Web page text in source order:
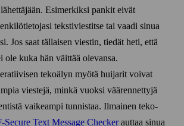
Esi­merkiksi pankit eivät
teksti­viestitse tai vaadi sinua
Jos saat tällaisen viestin, tiedät heti, että
ole kuka hän väittää olevansa.
teko­älyn myötä huijarit voivat
viestejä, minkä vuoksi väärennettyjä
vaikeampi tunnistaa. Ilmainen teko­
Text Message Checkerauttaa sinua